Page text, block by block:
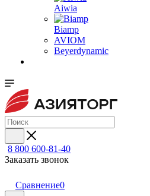
Aiwia
Biamp
AVIOM
Beyerdynamic
8 800 600-81-40
Заказать звонок
Сравнение0